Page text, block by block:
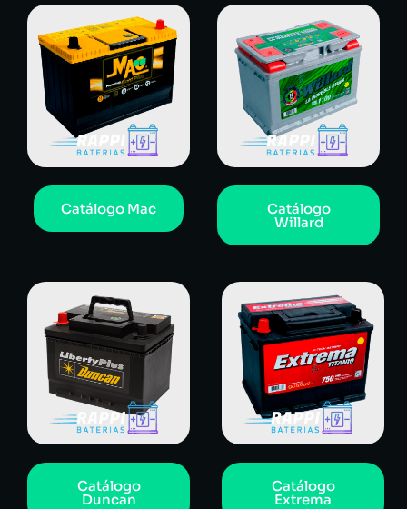
Catálogo Mac Catálogo
Willard
Catálogo
Duncan
Catálogo
Extrema